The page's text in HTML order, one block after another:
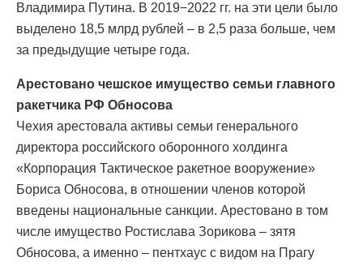
Владимира Путина. В 2019−2022 гг. на эти цели было
выделено 18,5 млрд рублей – в 2,5 раза больше, чем
за предыдущие четыре года.
Арестовано чешское имущество семьи главного
ракетчика РФ Обносова
Чехия арестовала активы семьи генерального
директора российского оборонного холдинга
«Корпорация Тактическое ракетное вооружение»
Бориса Обносова, в отношении членов которой
введены национальные санкции. Арестовано в том
числе имущество Ростислава Зорикова – зятя
Обносова, а именно – пентхаус с видом на Прагу